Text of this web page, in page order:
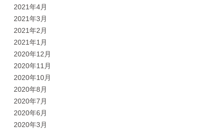
2021年4月
2021年3月
2021年2月
2021年1月
2020年12月
2020年11月
2020年10月
2020年8月
2020年7月
2020年6月
2020年3月